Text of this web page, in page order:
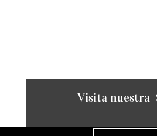
Visita nuestra